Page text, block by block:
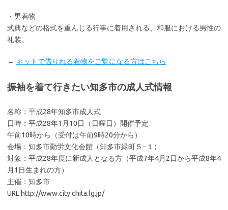
・男着物
式典などの格式を重んじる行事に着用される、和服における男性の
礼装。
→ ネットで借りれる着物をご覧になる方はこちら
振袖を着て行きたい知多市の成人式情報
名称：平成28年知多市成人式
日時：平成28年1月10日（日曜日）開催予定
午前10時から（受付は午前9時20分から）
会場：知多市勤労文化会館（知多市緑町５−１）
対象：平成28年度に新成人となる方（平成7年4月2日から平成8年4
月1日生まれの方）
主催：知多市
URL:http://www.city.chita.lg.jp/